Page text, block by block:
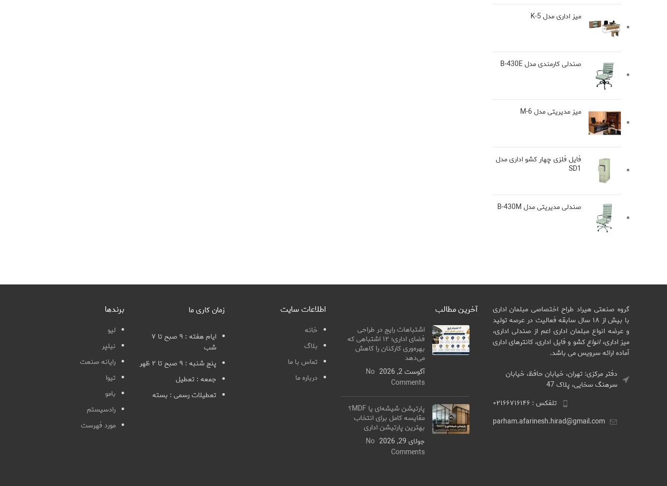
میز اداری مدل K-5
صندلی کارمندی مدل B-430E
میز مدیریتی مدل M-6
فایل فلزی چهار کشو اداری مدل
SD1
صندلی مدیریتی مدل B-430M
گروه صنعتی هیراد طراح اختصاصی مبلمان اداری
با بیش از ۱۸ سال سابقه فعالیت در عرصه تولید
و عرضه انواع مبلمان اداری اعم از صندلی اداری،
میز اداری،انواعکشو و فایل اداری، کانترهای اداری
آماده ارائه سرویس می باشد.
دفتر مرکزی: تهران، خیابان حافظ، خیابان
سرهنگ سخایی، پلاک 47
تلفکس : ۰۲۱۶۶۷۱۶۱۴۶
parham.afarinesh.hirad@gmail.com
آخرین مطالب
اشتباهات رایج در طراحی
فضای اداری؛ ۱۲ اشتباهی که
بهره‌وری کارکنان را کاهش
می‌دهد
آگوست 2, 2026
No
Comments
پارتیشن شیشه‌ای یا MDF؟
مقایسه کامل برای انتخاب
بهترین پارتیشن اداری
جولای 29, 2026
No
Comments
اطلاعات سایت
خانه
بلاگ
تماس با ما
درباره ما
زمان کاری ما
ایام هفته : ۹ صبح تا ۷
شب
پنج شنبه : ۹ صبح تا ۲ ظهر
جمعه : تعطیل
تعطیلات رسمی : بسته
برندها
لیو
نیلپر
رایانه صنعت
تیوا
بامو
رادسیستم
مورد فهرست